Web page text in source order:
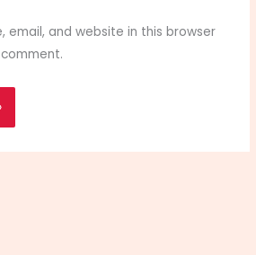
email, and website in this browser